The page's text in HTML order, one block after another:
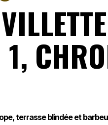
terrasse blindée et